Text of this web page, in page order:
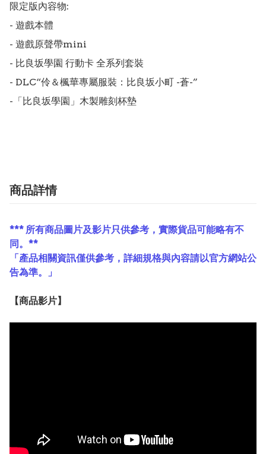
限定版內容物:
- 遊戲本體
- 遊戲原聲帶mini
- 比良坂學園 行動卡 全系列套裝
- DLC“伶＆楓華專屬服裝：比良坂小町 -蒼-”
-「比良坂學園」木製雕刻杯墊
商品詳情
*** 所有商品圖片及影片只供參考，實際貨品可能略有不
同。**
「產品相關資訊僅供參考，詳細規格與內容請以官方網站公
告為準。」
【商品影片】